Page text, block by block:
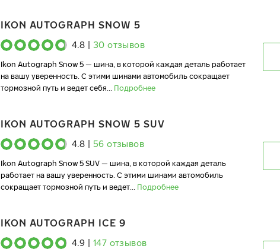
IKON AUTOGRAPH SNOW 5
4.8 30 отзывов
Ikon Autograph Snow 5 — шина, в которой каждая деталь работает
на вашу уверенность. С этими шинами автомобиль сокращает
тормозной путь и ведет себя... Подробнее
IKON AUTOGRAPH SNOW 5 SUV
4.8 56 отзывов
Ikon Autograph Snow 5 SUV — шина, в которой каждая деталь
работает на вашу уверенность. С этими шинами автомобиль
сокращает тормозной путь и ведет... Подробнее
IKON AUTOGRAPH ICE 9
4.9 147 отзывов